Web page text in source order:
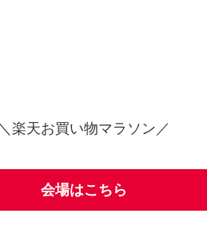
＼楽天お買い物マラソン／
会場はこちら